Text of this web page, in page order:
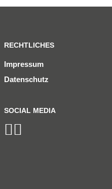
RECHTLICHES
Impressum
Datenschutz
SOCIAL MEDIA